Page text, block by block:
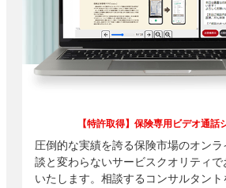
【特許取得】保険専用ビデオ通話
圧倒的な実績を誇る保険市場のオン
談と変わらないサービスクオリティで
いたします。相談するコンサルタン